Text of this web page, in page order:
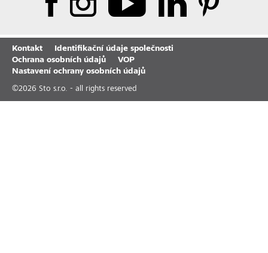
Kontakt
Identifikační údaje společnosti
Ochrana osobních údajů
VOP
Nastavení ochrany osobních údajů
©2026 Sto s.r.o. - all rights reserved